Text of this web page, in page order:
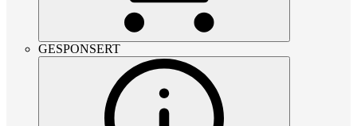
GESPONSERT